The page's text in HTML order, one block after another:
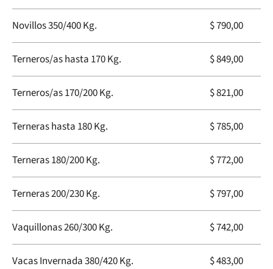
Novillos 350/400 Kg. $ 790,00
Terneros/as hasta 170 Kg. $ 849,00
Terneros/as 170/200 Kg. $ 821,00
Terneras hasta 180 Kg. $ 785,00
Terneras 180/200 Kg. $ 772,00
Terneras 200/230 Kg. $ 797,00
Vaquillonas 260/300 Kg. $ 742,00
Vacas Invernada 380/420 Kg. $ 483,00